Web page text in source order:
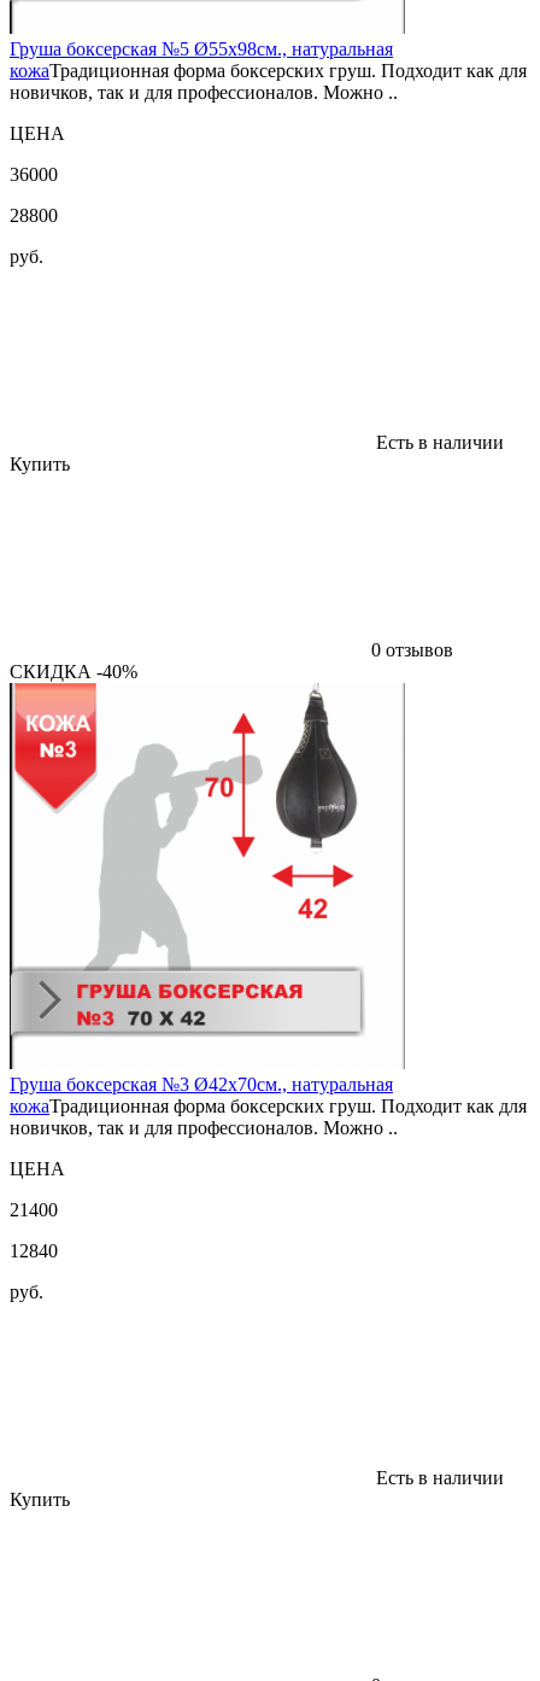
Груша боксерская №5 Ø55х98см., натуральная
кожаТрадиционная форма боксерских груш. Подходит как для
новичков, так и для профессионалов. Можно ..
ЦЕНА
36000
28800
руб.
Есть в наличии
Купить
0 отзывов
СКИДКА -40%
Груша боксерская №3 Ø42х70см., натуральная
кожаТрадиционная форма боксерских груш. Подходит как для
новичков, так и для профессионалов. Можно ..
ЦЕНА
21400
12840
руб.
Есть в наличии
Купить